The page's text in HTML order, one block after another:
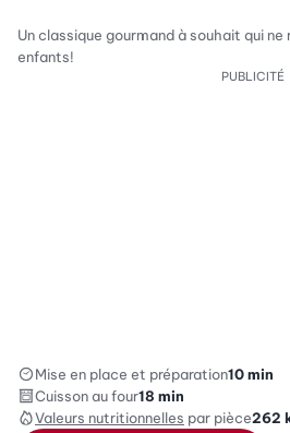
Un classique gourmand à souhait qui
enfants!
PUBLICITÉ
Mise en place et préparation10 min
Cuisson au four18 min
Valeurs nutritionnelles par pièce262